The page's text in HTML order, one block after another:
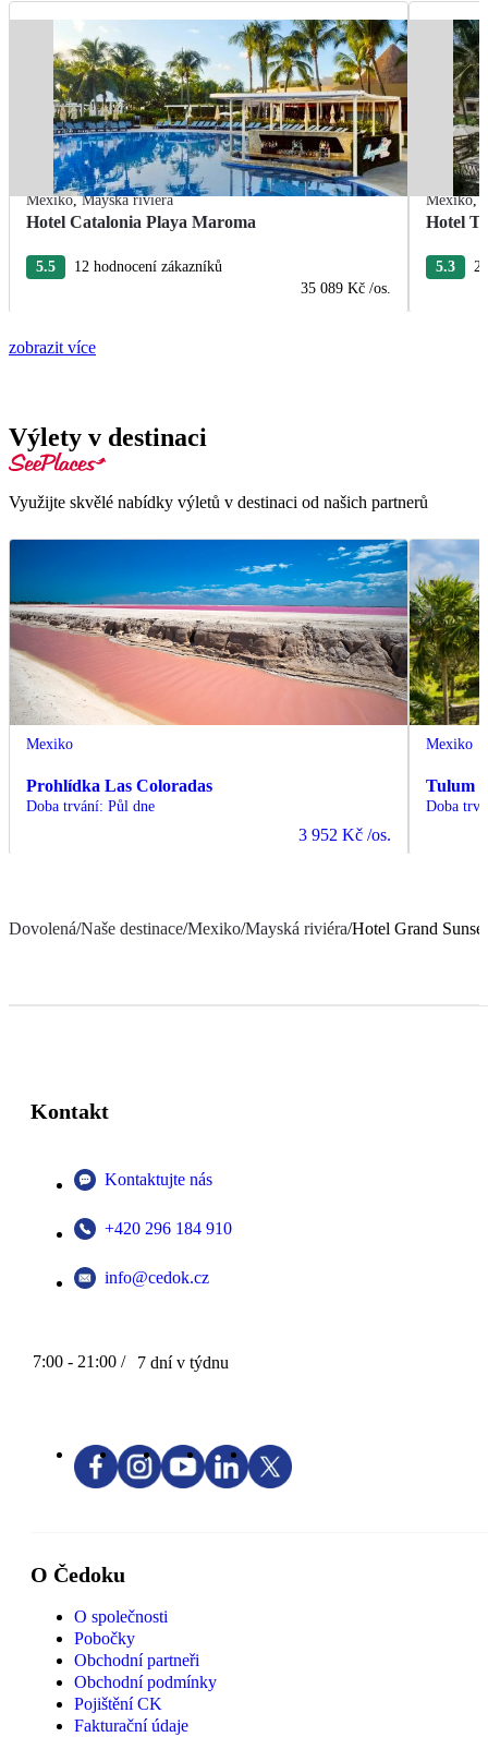
Mexiko,Mayská riviéra
Hotel Catalonia Playa Maroma
5.5
12 hodnocení zákazníků
35 089 Kč /os.
Mexiko,
Hotel
5.3
zobrazit více
Výlety v destinaci
Využijte skvělé nabídky výletů v destinaci od našich partnerů
Mexiko
Prohlídka Las Coloradas
Doba trvání: Půl dne
3 952 Kč /os.
Mexiko
Tulum
Doba
Dovolená/Naše destinace/Mexiko/Mayská riviéra/Hotel Grand
Kontakt
Kontaktujte nás
+420 296 184 910
info@cedok.cz
7:00 - 21:00 / 7 dní v týdnu
O Čedoku
O společnosti
Pobočky
Obchodní partneři
Obchodní podmínky
Pojištění CK
Fakturační údaje